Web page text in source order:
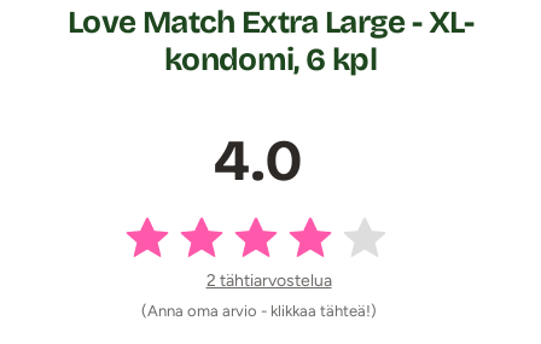
Lähetyksen paino: ~ 0.5 kg
Love Match Extra Large - XL-
kondomi, 6 kpl
4.0
2 tähtiarvostelua
(Anna oma arvio - klikkaa tähteä!)